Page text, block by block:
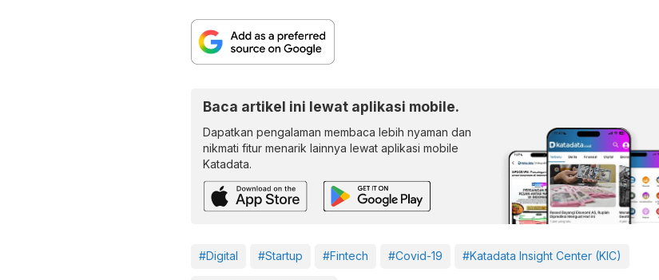
Baca artikel ini lewat aplikasi mobile.
Dapatkan pengalaman membaca lebih nyaman dan
nikmati fitur menarik lainnya lewat aplikasi mobile
Katadata.
#Digital #Startup #Fintech #Covid-19 #Katadata Insight Center (KIC)